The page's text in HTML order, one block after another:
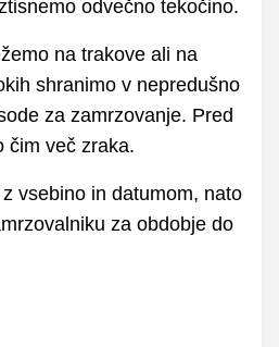
odvečno tekočino.
na trakove ali na
shranimo v nepredušno
za zamrzovanje. Pred
čim več zraka.
vsebino in datumom, nato
za obdobje do